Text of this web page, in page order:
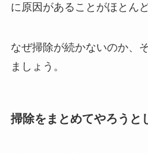
に原因があることがほとんど
なぜ掃除が続かないのか、
ましょう。
掃除をまとめてやろうと